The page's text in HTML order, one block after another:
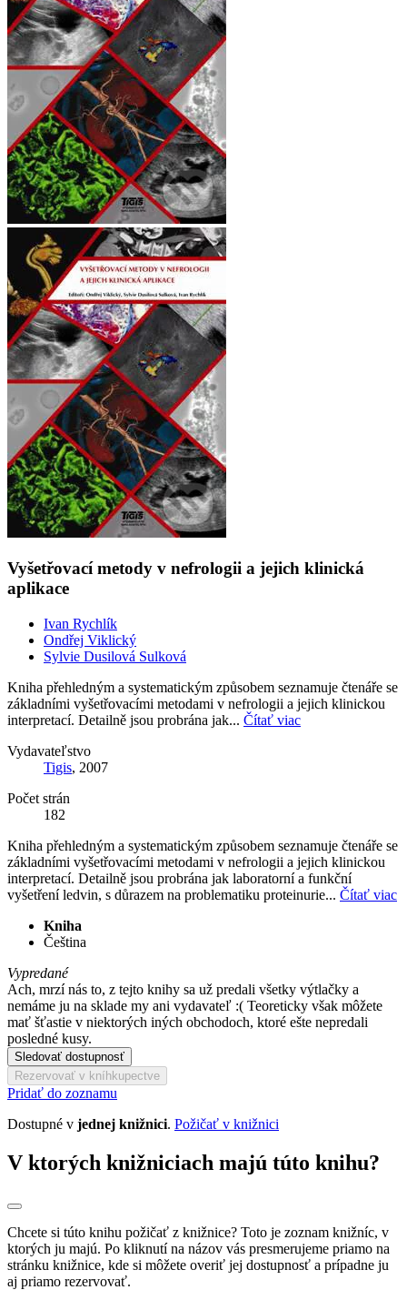
Vyšetřovací metody v nefrologii a jejich klinická
aplikace
Ivan Rychlík
Ondřej Viklický
Sylvie Dusilová Sulková
Kniha přehledným a systematickým způsobem seznamuje čtenáře se
základními vyšetřovacími metodami v nefrologii a jejich klinickou
interpretací. Detailně jsou probrána jak... Čítať viac
Vydavateľstvo
Tigis, 2007
Počet strán
182
Kniha přehledným a systematickým způsobem seznamuje čtenáře se
základními vyšetřovacími metodami v nefrologii a jejich klinickou
interpretací. Detailně jsou probrána jak laboratorní a funkční
vyšetření ledvin, s důrazem na problematiku proteinurie... Čítať viac
Kniha
Čeština
Vypredané
Ach, mrzí nás to, z tejto knihy sa už predali všetky výtlačky a
nemáme ju na sklade my ani vydavateľ :( Teoreticky však môžete
mať šťastie v niektorých iných obchodoch, ktoré ešte nepredali
posledné kusy.
Sledovať dostupnosť
Rezervovať v kníhkupectve
Pridať do zoznamu
Dostupné v jednej knižnici. Požičať v knižnici
V ktorých knižniciach majú túto knihu?
Chcete si túto knihu požičať z knižnice? Toto je zoznam knižníc, v
ktorých ju majú. Po kliknutí na názov vás presmerujeme priamo na
stránku knižnice, kde si môžete overiť jej dostupnosť a prípadne ju
aj priamo rezervovať.